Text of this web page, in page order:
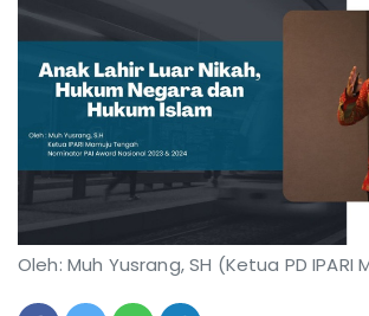
Oleh: Muh Yusrang, SH (Ketua PD IPARI